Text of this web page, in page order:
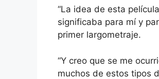
“La idea de esta
significaba para mí y
primer largometraje.
“Y creo que se me
muchos de estos tipos